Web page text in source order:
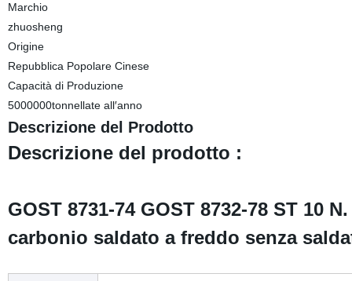
Marchio
zhuosheng
Origine
Repubblica Popolare Cinese
Capacità di Produzione
5000000tonnellate all′anno
Descrizione del Prodotto
Descrizione del prodotto :
GOST 8731-74 GOST 8732-78 ST 10
carbonio saldato a freddo senza